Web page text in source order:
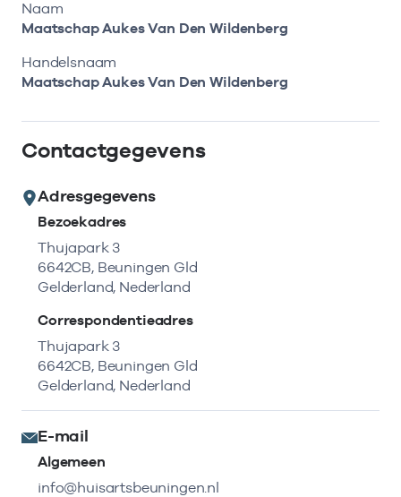
Zoeken in AGB-register
zorgaanbieder of onderneming.
Kortdurende zorg
Langdurige zorg
Gemeentezorgspiegel
Op zoek naar een rapport?
Bekijk de openbare rapporten per thema of
log in voor de besloten rapporten op
Zorgprisma.nl.
Naar openbare rapporten
Retourcodezoeker
Bekijk het aanbod
Naar hulp
Naam
Maatschap Aukes Van Den Wildenberg
Handelsnaam
Maatschap Aukes Van Den Wildenberg
Contactgegevens
Adresgegevens
Bezoekadres
Thujapark 3
6642CB, Beuningen Gld
Gelderland, Nederland
Correspondentieadres
Thujapark 3
6642CB, Beuningen Gld
Gelderland, Nederland
E-mail
Algemeen
info@huisartsbeuningen.nl